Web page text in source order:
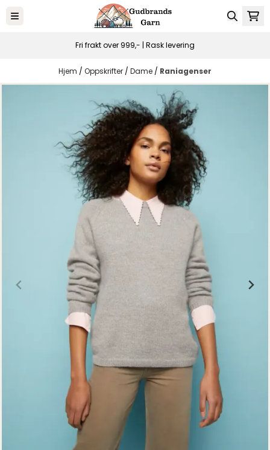
Hopp til innhold
Fri frakt over 999,- | Rask levering
Hjem / Oppskrifter / Dame / Raniagenser